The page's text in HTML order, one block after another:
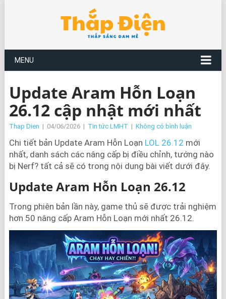
MENU
Update Aram Hỗn Loạn
26.12 cập nhật mới nhất
Thap Dien | 04/06/2026 | Tin tức LMHT | Không có bình luận
Chi tiết bản Update Aram Hỗn Loạn LOL 26.12 mới
nhất, danh sách các nâng cấp bị điều chỉnh, tướng nào
bị Nerf? tất cả sẽ có trong nội dung bài viết dưới đây.
Update Aram Hỗn Loạn 26.12
Trong phiên bản lần này, game thủ sẽ được trải nghiệm
hơn 50 nâng cấp Aram Hỗn Loạn mới nhất 26.12.